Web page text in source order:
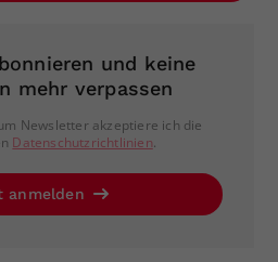
und keine
mehr verpassen
Newsletter akzeptiere ich die
Datenschutzrichtlinien.
anmelden